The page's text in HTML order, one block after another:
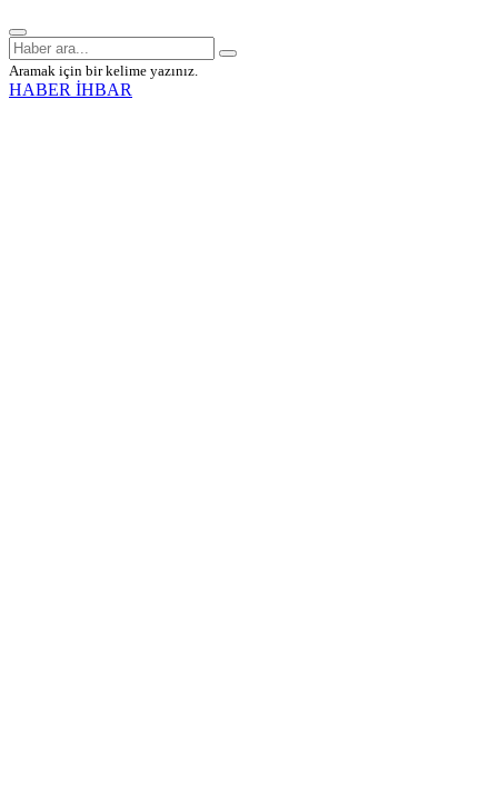
Aramak için bir kelime yazınız.
HABER İHBAR